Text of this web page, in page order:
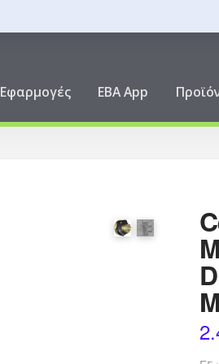
Εφαρμογές EBA App